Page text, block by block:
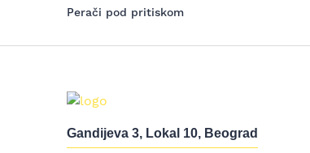
Perači pod pritiskom
Gandijeva 3, Lokal 10, Beograd